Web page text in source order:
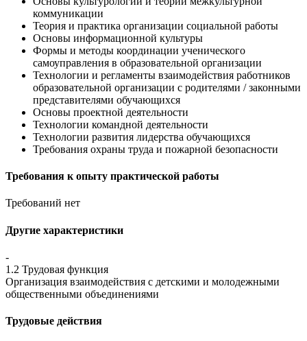
коммуникации
Теория и практика организации социальной работы
Основы информационной культуры
Формы и методы координации ученического
самоуправления в образовательной организации
Технологии и регламенты взаимодействия работников
образовательной организации с родителями / законными
представителями обучающихся
Основы проектной деятельности
Технологии командной деятельности
Технологии развития лидерства обучающихся
Требования охраны труда и пожарной безопасности
Требования к опыту практической работы
Требований нет
Другие характеристики
-
1.2 Трудовая функция
Организация взаимодействия с детскими и молодежными
общественными объединениями
Трудовые действия